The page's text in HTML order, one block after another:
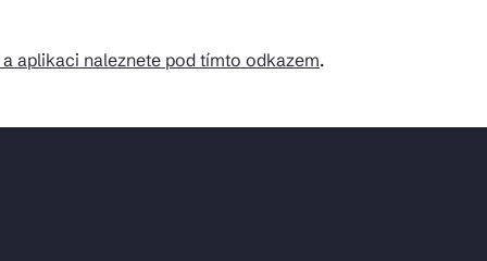
aplikaci naleznete pod tímto odkazem.